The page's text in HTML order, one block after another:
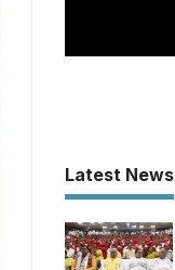
Latest News